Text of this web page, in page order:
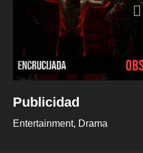
Publicidad
Entertainment Drama